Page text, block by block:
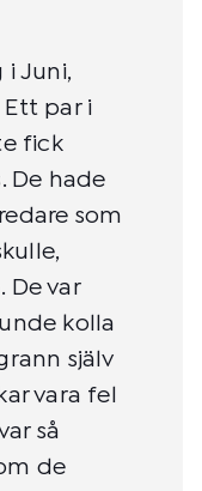
i Juni,
Ett par i
fick
De hade
som
De var
kolla
själv
vara fel
så
de